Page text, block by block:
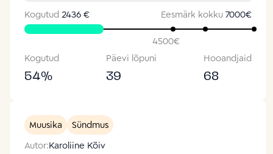
Kogutud 2436 € Eesmärk kokku 7000€
4500€
Kogutud
54%
Päevi lõpuni
39
Hooandjaid
68
Muusika
Sündmus
Autor:Karoliine Kõiv